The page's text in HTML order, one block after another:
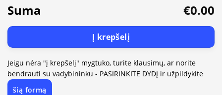
Suma €0.00
Į krepšelį
Jeigu nėra "į krepšelį" mygtuko, turite klausimų, ar norite
bendrauti su vadybininku - PASIRINKITE DYDĮ ir užpildykite
šią formą